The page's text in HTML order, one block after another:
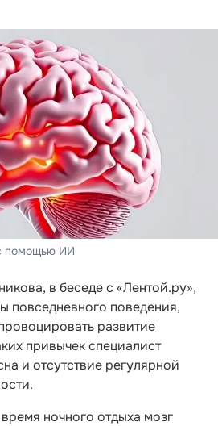
помощью ИИ
в беседе с «Лентой.ру»,
повседневного поведения,
развитие
привычек специалист
и отсутствие регулярной
ночного отдыха мозг